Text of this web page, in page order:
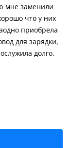
мне заменили
что у них
приобрела
для зарядки,
долго.